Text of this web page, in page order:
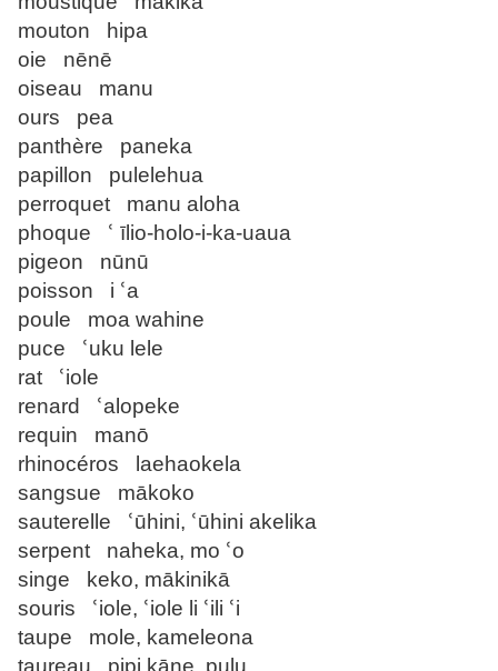
mouton hipa
oie nēnē
oiseau manu
ours pea
panthère paneka
papillon pulelehua
perroquet manu aloha
phoque ՙ īlio-holo-i-ka-uaua
pigeon nūnū
poisson i ՙa
poule moa wahine
puce ՙuku lele
rat ՙiole
renard ՙalopeke
requin manō
rhinocéros laehaokela
sangsue mākoko
sauterelle ՙūhini, ՙūhini akelika
serpent naheka, mo ՙo
singe keko, mākinikā
souris ՙiole, ՙiole li ՙili ՙi
taupe mole, kameleona
taureau pipi kāne, pulu